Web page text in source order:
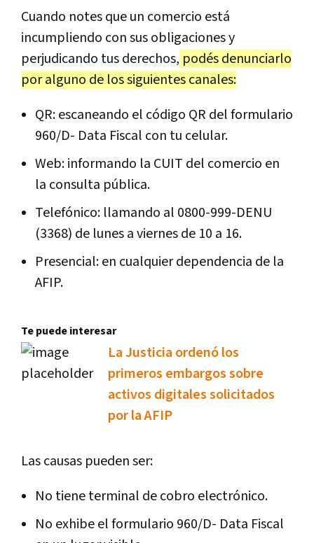
Cuando notes que un comercio está
incumpliendo con sus obligaciones y
perjudicando tus derechos, podés denunciarlo
por alguno de los siguientes canales:
QR: escaneando el código QR del formulario
960/D- Data Fiscal con tu celular.
Web: informando la CUIT del comercio en
la consulta pública.
Telefónico: llamando al 0800-999-DENU
(3368) de lunes a viernes de 10 a 16.
Presencial: en cualquier dependencia de la
AFIP.
Te puede interesar
La Justicia ordenó los
primeros embargos sobre
activos digitales solicitados
por la AFIP
Las causas pueden ser:
No tiene terminal de cobro electrónico.
No exhibe el formulario 960/D- Data Fiscal